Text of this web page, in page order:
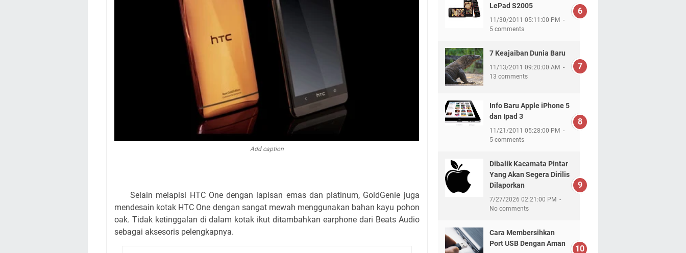
Add caption
Selain melapisi HTC One dengan lapisan emas dan platinum, GoldGenie juga
mendesain kotak HTC One dengan sangat mewah menggunakan bahan kayu pohon
oak. Tidak ketinggalan di dalam kotak ikut ditambahkan earphone dari Beats Audio
sebagai aksesoris pelengkapnya.
LePad S2005
11/30/2011 05:11:00 PM
5 comments
7 Keajaiban Dunia Baru
11/13/2011 09:20:00 AM
13 comments
Info Baru Apple iPhone 5
dan Ipad 3
11/21/2011 05:28:00 PM
5 comments
Dibalik Kacamata Pintar
Yang Akan Segera Dirilis
Dilaporkan
7/27/2026 02:21:00 PM
No comments
Cara Membersihkan
Port USB Dengan Aman